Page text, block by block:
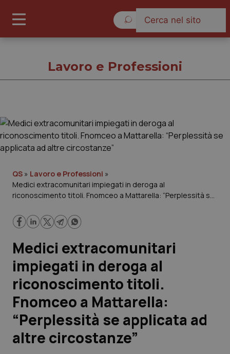
Cronache
Governo e Parlamento
Regioni e Asl
Lavoro e Professioni
Scienza e Farmaci
Studi e Analisi
Lettere al direttore
Edizioni Regionali
Lavoro e Professioni
QS » Lavoro e Professioni »
Medici extracomunitari impiegati in deroga al
riconoscimento titoli. Fnomceo a Mattarella: “Perplessità se
Medici extracomunitari
impiegati in deroga al
riconoscimento titoli.
Fnomceo a Mattarella:
“Perplessità se applicata ad
altre circostanze”